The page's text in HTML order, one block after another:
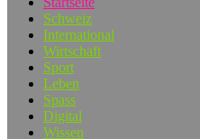
Schweiz
International
Wirtschaft
Sport
Leben
Spass
Digital
Wissen